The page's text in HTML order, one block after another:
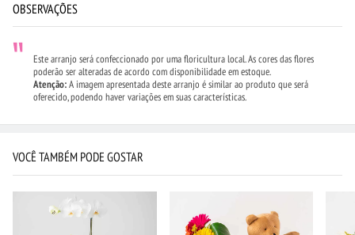
OBSERVAÇÕES
Este arranjo será confeccionado por uma floricultura local. As cores das flores
poderão ser alteradas de acordo com disponibilidade em estoque.
Atenção:A imagem apresentada deste arranjo é similar ao produto que será
oferecido, podendo haver variações em suas características.
VOCÊ TAMBÉM PODE GOSTAR